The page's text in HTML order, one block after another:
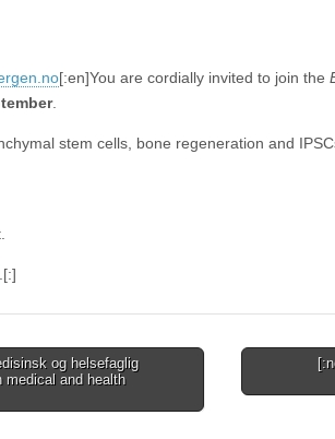
[:en]You are cordially invited to join the
.
stem cells, bone regeneration and
.[:]
og helsefaglig
medical and health